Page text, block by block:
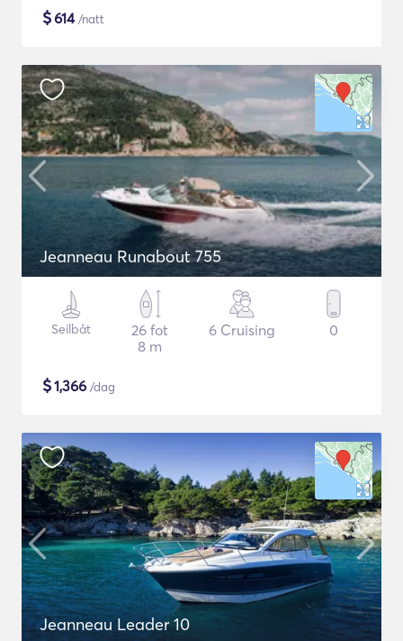
$614/natt
Jeanneau Runabout 755
Seilbåt
26 fot
8 m
6 Cruising 0
$1,366 /dag
Jeanneau Leader 10